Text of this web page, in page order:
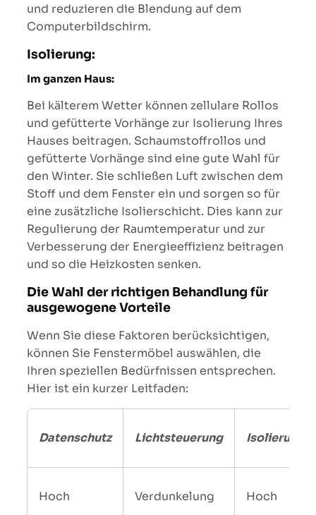
und reduzieren die Blendung auf dem
Computerbildschirm.
Isolierung:
Im ganzen Haus:
Bei kälterem Wetter können zellulare Rollos
und gefütterte Vorhänge zur Isolierung Ihres
Hauses beitragen. Schaumstoffrollos und
gefütterte Vorhänge sind eine gute Wahl für
den Winter. Sie schließen Luft zwischen dem
Stoff und dem Fenster ein und sorgen so für
eine zusätzliche Isolierschicht. Dies kann zur
Regulierung der Raumtemperatur und zur
Verbesserung der Energieeffizienz beitragen
und so die Heizkosten senken.
Die Wahl der richtigen Behandlung für
ausgewogene Vorteile
Wenn Sie diese Faktoren berücksichtigen,
können Sie Fenstermöbel auswählen, die
Ihren speziellen Bedürfnissen entsprechen.
Hier ist ein kurzer Leitfaden:
Datenschutz Lichtsteuerung Isolierung
Hoch Verdunkelung Hoch